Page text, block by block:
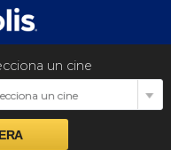
un cine
un cine